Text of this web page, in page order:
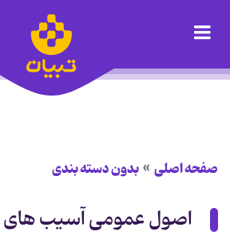
صفحه اصلی بدون دسته بندی
اصول عمومی آسیب های